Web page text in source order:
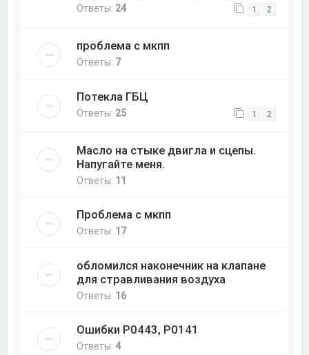
Ответы: 24 1 2
проблема с мкпп
Ответы: 7
Потекла ГБЦ
Ответы: 25 1 2
Масло на стыке двигла и сцепы.
Напугайте меня.
Ответы: 11
Проблема с мкпп
Ответы: 17
обломился наконечник на клапане
для стравливания воздуха
Ответы: 16
Ошибки P0443, P0141
Ответы:4